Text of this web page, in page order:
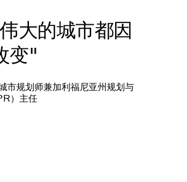
大的城市都因
变"
规划师兼加利福尼亚州规划与
）主任